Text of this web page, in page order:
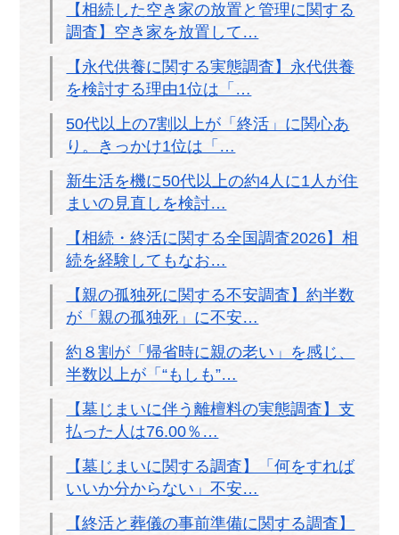
【相続した空き家の放置と管理に関する
調査】空き家を放置して…
【永代供養に関する実態調査】永代供養
を検討する理由1位は「…
50代以上の7割以上が「終活」に関心あ
り。きっかけ1位は「…
新生活を機に50代以上の約4人に1人が住
まいの見直しを検討…
【相続・終活に関する全国調査2026】相
続を経験してもなお…
【親の孤独死に関する不安調査】約半数
が「親の孤独死」に不安…
約８割が「帰省時に親の老い」を感じ、
半数以上が「“もしも”…
【墓じまいに伴う離檀料の実態調査】支
払った人は76.00％…
【墓じまいに関する調査】「何をすれば
いいか分からない」不安…
【終活と葬儀の事前準備に関する調査】